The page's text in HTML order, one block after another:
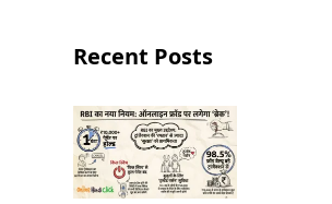
Recent Posts